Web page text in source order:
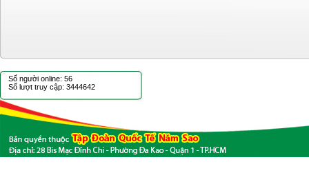
Số người online: 56
Số lượt truy cập: 3444642